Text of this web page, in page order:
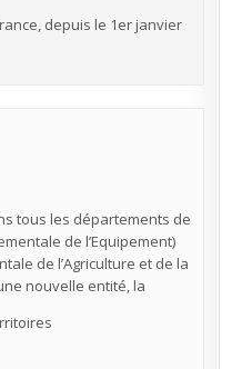
depuis le 1er janvier
tous les départements de
de l’Equipement)
de l’Agriculture et de la
nouvelle entité, la